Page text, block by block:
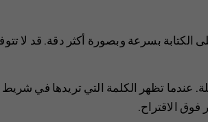
الكتابة بسرعة وبصورة أكثر دقة. قد لا
عندما تظهر الكلمة التي تريدها في
فوق الاقتراح.